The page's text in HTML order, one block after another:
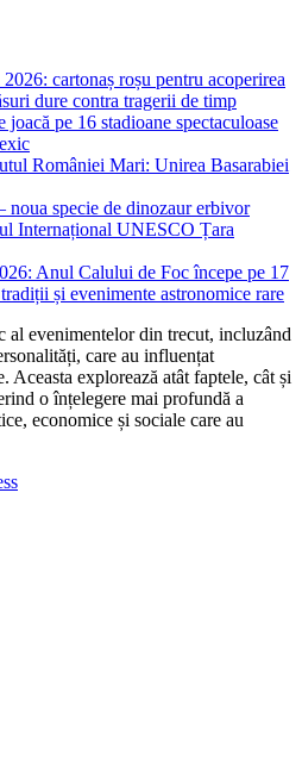
cartonaș roșu pentru acoperirea
dure contra tragerii de timp
pe 16 stadioane spectaculoase
României Mari: Unirea Basarabiei
noua specie de dinozaur erbivor
Internațional UNESCO Țara
Anul Calului de Foc începe pe 17
și evenimente astronomice rare
al evenimentelor din trecut, incluzând
care au influențat
Aceasta explorează atât faptele, cât și
o înțelegere mai profundă a
economice și sociale care au